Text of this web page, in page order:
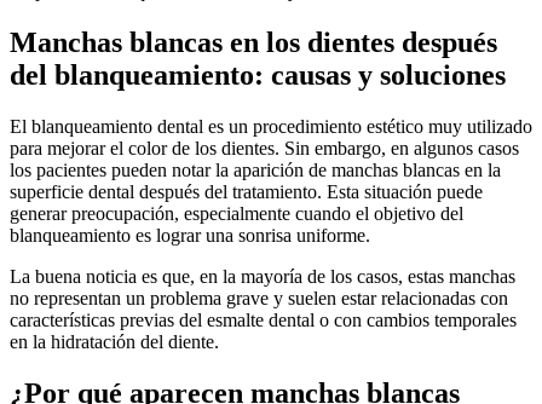
Manchas blancas en los dientes después
del blanqueamiento: causas y soluciones
El blanqueamiento dental es un procedimiento estético muy utilizado
para mejorar el color de los dientes. Sin embargo, en algunos casos
los pacientes pueden notar la aparición de manchas blancas en la
superficie dental después del tratamiento. Esta situación puede
generar preocupación, especialmente cuando el objetivo del
blanqueamiento es lograr una sonrisa uniforme.
La buena noticia es que, en la mayoría de los casos, estas manchas
no representan un problema grave y suelen estar relacionadas con
características previas del esmalte dental o con cambios temporales
en la hidratación del diente.
¿Por qué aparecen manchas blancas